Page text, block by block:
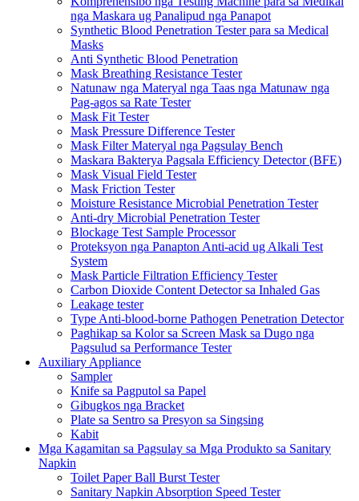
nga Maskara ug Panalipud nga Panapot
Synthetic Blood Penetration Tester para sa Medical
Masks
Anti Synthetic Blood Penetration
Mask Breathing Resistance Tester
Natunaw nga Materyal nga Taas nga Matunaw nga
Pag-agos sa Rate Tester
Mask Fit Tester
Mask Pressure Difference Tester
Mask Filter Materyal nga Pagsulay Bench
Maskara Bakterya Pagsala Efficiency Detector (BFE)
Mask Visual Field Tester
Mask Friction Tester
Moisture Resistance Microbial Penetration Tester
Anti-dry Microbial Penetration Tester
Blockage Test Sample Processor
Proteksyon nga Panapton Anti-acid ug Alkali Test
System
Mask Particle Filtration Efficiency Tester
Carbon Dioxide Content Detector sa Inhaled Gas
Leakage tester
Type Anti-blood-borne Pathogen Penetration Detector
Paghikap sa Kolor sa Screen Mask sa Dugo nga
Pagsulud sa Performance Tester
Auxiliary Appliance
Sampler
Knife sa Pagputol sa Papel
Gibugkos nga Bracket
Plate sa Sentro sa Presyon sa Singsing
Kabit
Mga Kagamitan sa Pagsulay sa Mga Produkto sa Sanitary
Napkin
Toilet Paper Ball Burst Tester
Sanitary Napkin Absorption Speed ​​Tester